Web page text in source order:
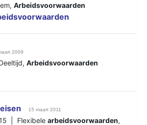
, Arbeidsvoorwaarden
2009
, Arbeidsvoorwaarden
15 maart 2011
| Flexibele arbeidsvoorwaarden,